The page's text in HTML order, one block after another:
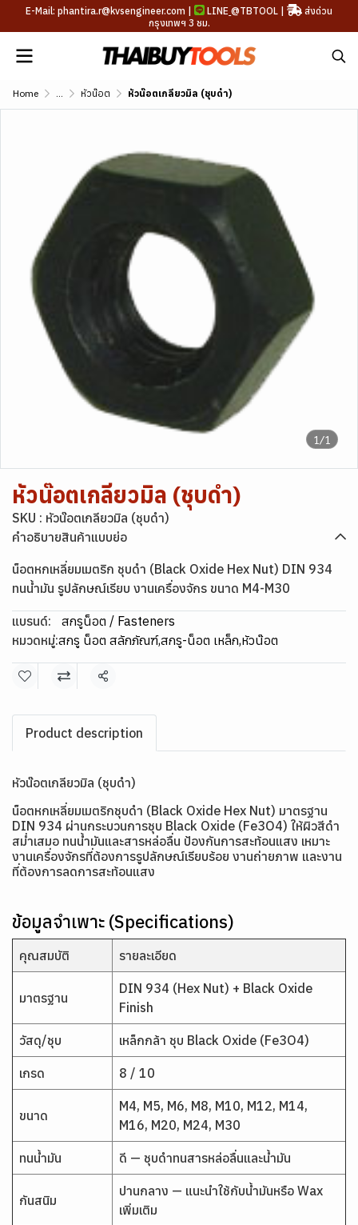
E-Mail: phantira.r@kvsengineer.com | LINE @TBTOOL |
ส่งด่วน
กรุงเทพฯ 3 ชม.
Home ... หัวน๊อต หัวน๊อตเกลียวมิล (ชุบดำ)
1/1
หัวน๊อตเกลียวมิล (ชุบดำ)
SKU : หัวน๊อตเกลียวมิล (ชุบดำ)
คำอธิบายสินค้าแบบย่อ
น็อตหกเหลี่ยมเมตริก ชุบดำ (Black Oxide Hex Nut) DIN 934
ทนน้ำมัน รูปลักษณ์เรียบ งานเครื่องจักร ขนาด M4-M30
แบรนด์:
สกรูน็อต / Fasteners
หมวดหมู่:สกรู น็อต สลักภัณฑ์,สกรู-น็อต เหล็ก,หัวน๊อต
แชร์
Product description
หัวน๊อตเกลียวมิล (ชุบดำ)
น็อตหกเหลี่ยมเมตริกชุบดำ (Black Oxide Hex Nut) มาตรฐาน
DIN 934 ผ่านกระบวนการชุบ Black Oxide (Fe3O4) ให้ผิวสีดำ
สม่ำเสมอ ทนน้ำมันและสารหล่อลื่น ป้องกันการสะท้อนแสง เหมาะ
งานเครื่องจักรที่ต้องการรูปลักษณ์เรียบร้อย งานถ่ายภาพ และงาน
ที่ต้องการลดการสะท้อนแสง
ข้อมูลจำเพาะ (Specifications)
คุณสมบัติ รายละเอียด
มาตรฐาน
DIN 934 (Hex Nut) + Black Oxide
Finish
วัสดุ/ชุบ เหล็กกล้า ชุบ Black Oxide (Fe3O4)
เกรด 8 / 10
ขนาด
M4, M5, M6, M8, M10, M12, M14,
M16, M20, M24, M30
ทนน้ำมัน ดี — ชุบดำทนสารหล่อลื่นและน้ำมัน
กันสนิม
ปานกลาง — แนะนำใช้กับน้ำมันหรือ Wax
เพิ่มเติม